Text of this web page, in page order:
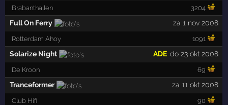
Brabanthallen 3204
Full On Ferry za 1 nov 2008
Rotterdam Ahoy 1091
Solarize Night do 23 okt 2008
ADE
De Kroon 69
Tranceformer za 11 okt 2008
Club Hifi 90